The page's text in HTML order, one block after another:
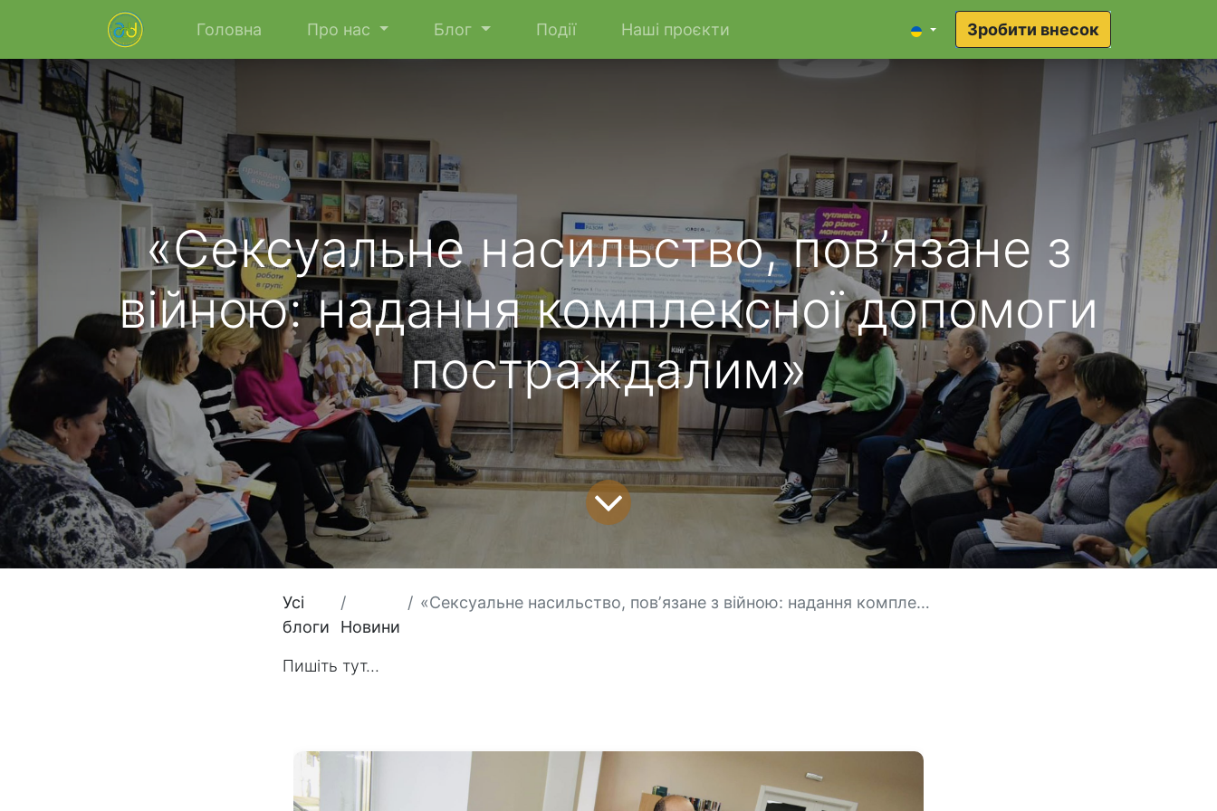
Головна Про нас Блог Події Наші проєкти Зробити внесок
«Сексуальне насильство, повʼязане з
війною: надання комплексної допомоги
постраждалим»
Усі
блоги
Новини
«Сексуальне насильство, повʼязане з війною: надання комплексної допомоги постраждалим»
Пишіть тут...